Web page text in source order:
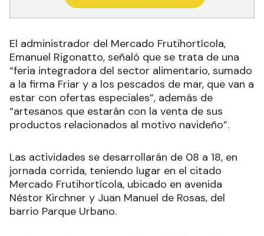
El administrador del Mercado Frutihortícola,
Emanuel Rigonatto, señaló que se trata de una
“feria integradora del sector alimentario, sumado
a la firma Friar y a los pescados de mar, que van a
estar con ofertas especiales”, además de
“artesanos que estarán con la venta de sus
productos relacionados al motivo navideño”.
Las actividades se desarrollarán de 08 a 18, en
jornada corrida, teniendo lugar en el citado
Mercado Frutihortícola, ubicado en avenida
Néstor Kirchner y Juan Manuel de Rosas, del
barrio Parque Urbano.